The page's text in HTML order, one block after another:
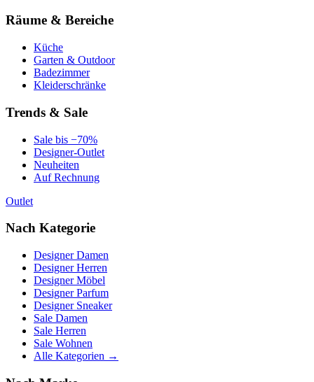
Räume & Bereiche
Küche
Garten & Outdoor
Badezimmer
Kleiderschränke
Trends & Sale
Sale bis −70%
Designer-Outlet
Neuheiten
Auf Rechnung
Outlet
Nach Kategorie
Designer Damen
Designer Herren
Designer Möbel
Designer Parfum
Designer Sneaker
Sale Damen
Sale Herren
Sale Wohnen
Alle Kategorien →